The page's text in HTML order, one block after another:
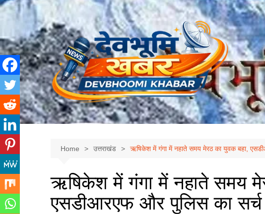
Skip
Home उत्तराखंड ऋषिकेश में गंगा में नहाते समय मेरठ का युवक बहा,
ऋषिकेश में गंगा में नहाते समय
एसडीआरएफ और पुलिस का